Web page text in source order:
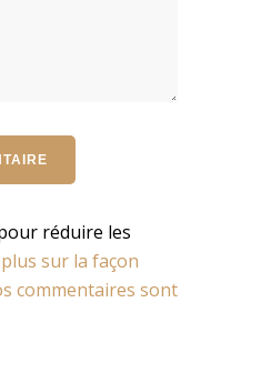
réduire les
sur la façon
commentaires sont